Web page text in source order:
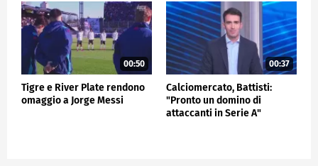
00:50
Tigre e River Plate rendono
omaggio a Jorge Messi
00:37
Calciomercato, Battisti:
"Pronto un domino di
attaccanti in Serie A"